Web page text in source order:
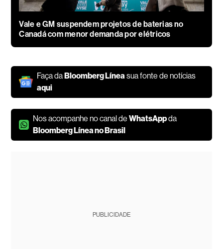
Vale e GM suspendem projetos de baterias no
Canadá com menor demanda por elétricos
Faça daBloomberg Línea sua fonte de notícias
aqui
Nos acompanhe no canal deWhatsAppda
Bloomberg Línea no Brasil
PUBLICIDADE